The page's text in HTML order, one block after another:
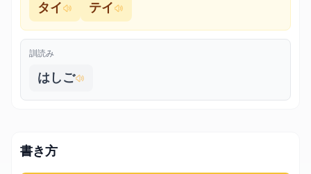
タイ テイ
訓読み
はしご
書き方